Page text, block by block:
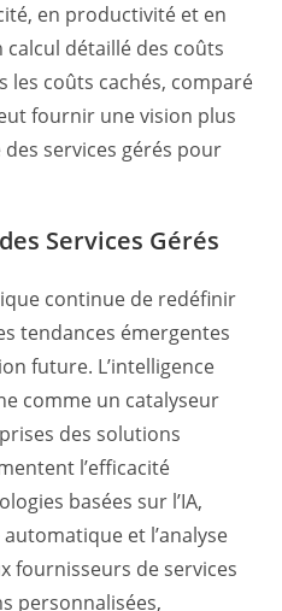
en productivité et en
détaillé des coûts
les coûts cachés, comparé
fournir une vision plus
services gérés pour
Services Gérés
continue de redéfinir
tendances émergentes
future. L’intelligence
comme un catalyseur
des solutions
l’efficacité
basées sur l’IA,
et l’analyse
fournisseurs de services
personnalisées,